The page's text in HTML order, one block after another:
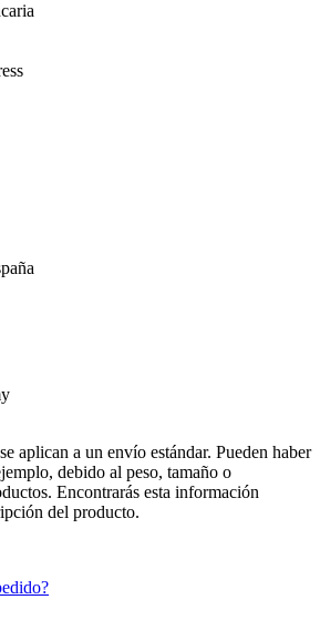
aplican a un envío estándar. Pueden haber
debido al peso, tamaño o
Encontrarás esta información
del producto.